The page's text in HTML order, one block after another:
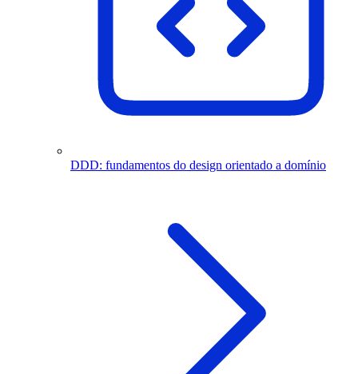
DDD: fundamentos do design orientado a domínio